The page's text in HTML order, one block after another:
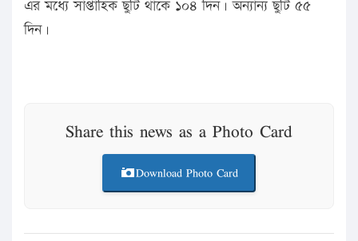
এর মধ্যে সাপ্তাহিক ছুটি থাকে ১০৪ দিন। অন্যান্য ছুটি ৫৫
দিন।
Share this news as a Photo Card
Download Photo Card